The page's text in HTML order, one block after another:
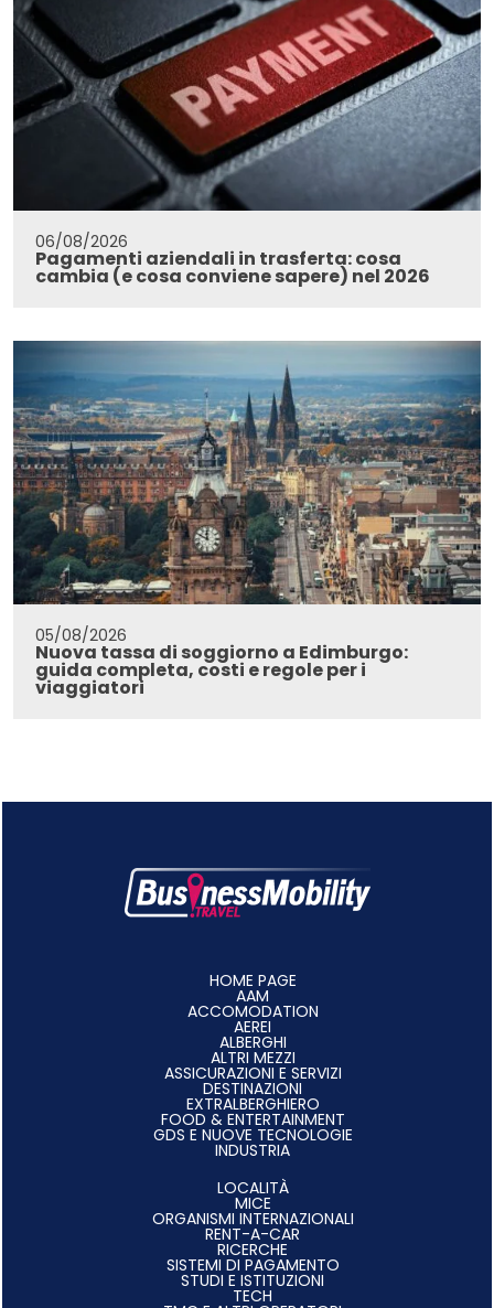
06/08/2026
Pagamenti aziendali in trasferta: cosa
cambia (e cosa conviene sapere) nel 2026
05/08/2026
Nuova tassa di soggiorno a Edimburgo:
guida completa, costi e regole per i
viaggiatori
HOME PAGE
AAM
ACCOMODATION
AEREI
ALBERGHI
ALTRI MEZZI
ASSICURAZIONI E SERVIZI
DESTINAZIONI
EXTRALBERGHIERO
FOOD & ENTERTAINMENT
GDS E NUOVE TECNOLOGIE
INDUSTRIA
LOCALITÀ
MICE
ORGANISMI INTERNAZIONALI
RENT-A-CAR
RICERCHE
SISTEMI DI PAGAMENTO
STUDI E ISTITUZIONI
TECH